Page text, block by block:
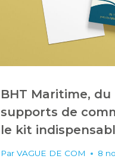
BHT Maritime, du
supports de
le kit
Par VAGUE DE COM 8